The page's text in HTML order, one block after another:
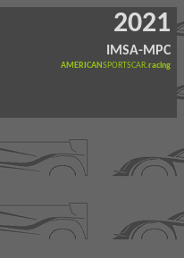
2021
IMSA-MPC
AMERICANSPORTSCAR.racing